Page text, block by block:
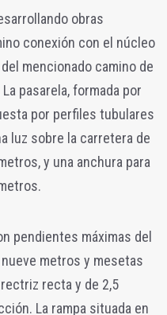
obras
conexión con el núcleo
mencionado camino de
pasarela, formada por
por perfiles tubulares
luz sobre la carretera de
y una anchura para
pendientes máximas del
metros y mesetas
recta y de 2,5
La rampa situada en